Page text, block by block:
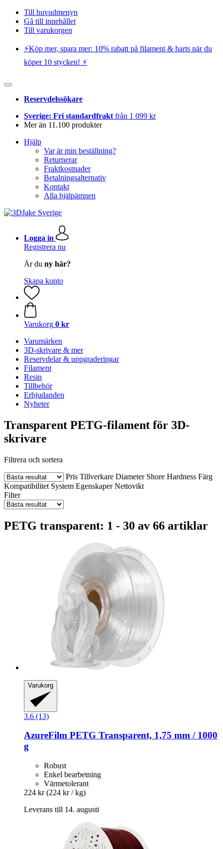
Till huvudmenyn
Gå till innehållet
Till varukorgen
⚡️Köp mer, spara mer: 10% rabatt på filament & harts när du
köper 10 stycken! ⚡️
Reservdelssökare
Sverige: Fri standardfrakt från 1 099 kr
Mer än 11.100 produkter
Hjälp
Var är min beställning?
Returnerar
Fraktkostnader
Betalningsalternativ
Kontakt
Alla hjälpämnen
Logga in
Registrera nu
Är du ny här?
Skapa konto
Varukorg 0 kr
Varumärken
3D-skrivare & mer
Reservdelar & uppgraderingar
Filament
Resin
Tillbehör
Erbjudanden
Nyheter
Transparent PETG-filament för 3D-
skrivare
Filtrera och sortera
Pris Tillverkare Diameter Shore Hardness Färg
Kompatibilitet System Egenskaper Nettovikt
Filter
PETG transparent: 1 - 30 av 66 artiklar
Varukorg
3.6 (13)
AzureFilm PETG Transparent, 1,75 mm / 1000
g
Robust
Enkel bearbetning
Värmetolerant
224 kr (224 kr / kg)
Leverans till 14. augusti